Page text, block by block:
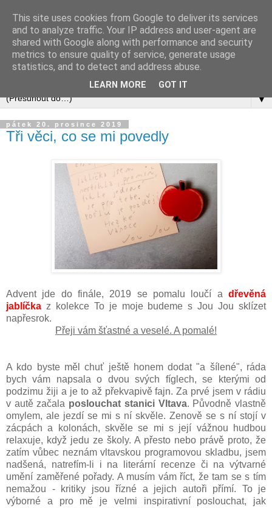
▼
pátek 20. prosince 2019
Tři věci, co se mi povedly
Advent jde do finále, 2019 se pomalu loučí a dřevěná
jablíčka z kolekce To je moje budeme s Jou Jou sklízet
napřesrok.
Přeji vám šťastné a veselé. A pomalé!
A kdo byste měl chuť ještě honem dodat "a šílené", ráda
bych vám napsala o dvou svých fíglech, se kterými od
podzimu žiji a je to až překvapivě fajn. Za prvé jsem v rádiu
v autě začala poslouchat stanici Vltava. Původně vlastně
omylem, ale jezdí se mi s ní skvěle. Zenově se s ní stojí v
zácpách a kolonách, skvěle se mi s její vážnou hudbou
relaxuje, když jedu ze školy. A přesto nebo právě proto, že
zatím vůbec neznám vltavskou programovou skladbu, jsem
nadšená, natrefím-li i na literární recenze či na výtvarné
umění zaměřené pořady. A musím vám říct, že tam se s tím
nemažou - kritiky jsou řízné a jejich autoři přímí. To je
výborné a pro mě je velmi inspirativní poslouchat, jak
This site uses cookies from Google to deliver its services
and to analyze traffic. Your IP address and user-agent are
shared with Google along with performance and security
metrics to ensure quality of service, generate usage
statistics, and to detect and address abuse.
LEARN MORE GOT IT